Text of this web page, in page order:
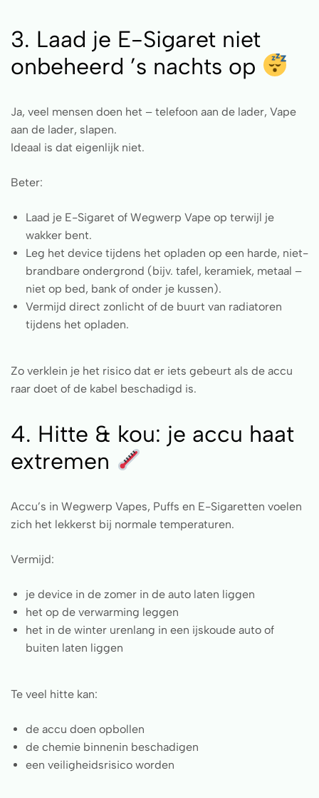
3. Laad je E-Sigaret niet
onbeheerd ’s nachts op
Ja, veel mensen doen het – telefoon aan de lader, Vape
aan de lader, slapen.
Ideaal is dat eigenlijk niet.
Beter:
Laad je E-Sigaret of Wegwerp Vape op terwijl je
wakker bent.
Leg het device tijdens het opladen op een harde, niet-
brandbare ondergrond (bijv. tafel, keramiek, metaal –
niet op bed, bank of onder je kussen).
Vermijd direct zonlicht of de buurt van radiatoren
tijdens het opladen.
Zo verklein je het risico dat er iets gebeurt als de accu
raar doet of de kabel beschadigd is.
4. Hitte & kou: je accu haat
extremen
Accu’s in Wegwerp Vapes, Puffs en E-Sigaretten voelen
zich het lekkerst bij normale temperaturen.
Vermijd:
je device in de zomer in de auto laten liggen
het op de verwarming leggen
het in de winter urenlang in een ijskoude auto of
buiten laten liggen
Te veel hitte kan:
de accu doen opbollen
de chemie binnenin beschadigen
een veiligheidsrisico worden